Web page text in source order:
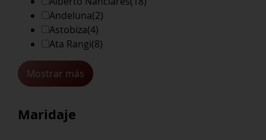
Andeluna(2)
Astobiza(4)
Ata Rangi(8)
Mostrar más
Maridaje